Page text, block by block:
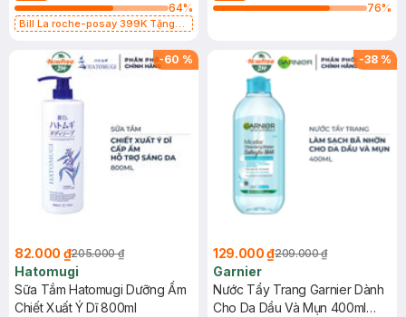
64%
Bill La roche-posay 399K Tặng
(SL có hạn)
76%
-60 %
82.000 ₫205.000 ₫
Hatomugi
Sữa Tắm Hatomugi Dưỡng Ẩm
Chiết Xuất Ý Dĩ 800ml
-38 %
129.000 ₫209.000 ₫
Garnier
Nước Tẩy Trang Garnier Dành
Cho Da Dầu Và Mụn 400ml